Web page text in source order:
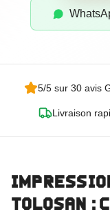
5/5 sur 30 avis
Livraison
Tolosan :